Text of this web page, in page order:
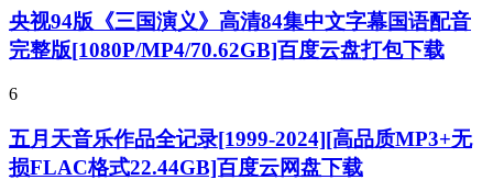
央视94版《三国演义》高清84集中文字幕国语配音
完整版[1080P/MP4/70.62GB]百度云盘打包下载
6
五月天音乐作品全记录[1999-2024][高品质MP3+无
损FLAC格式22.44GB]百度云网盘下载